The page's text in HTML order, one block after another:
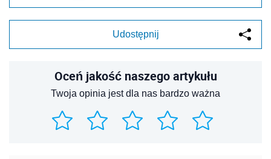
Udostępnij
Oceń jakość naszego artykułu
Twoja opinia jest dla nas bardzo ważna